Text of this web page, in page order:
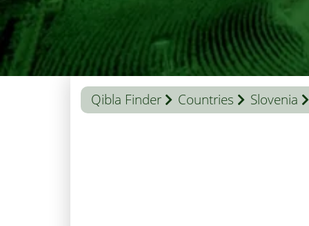
Qibla Finder Countries Slovenia